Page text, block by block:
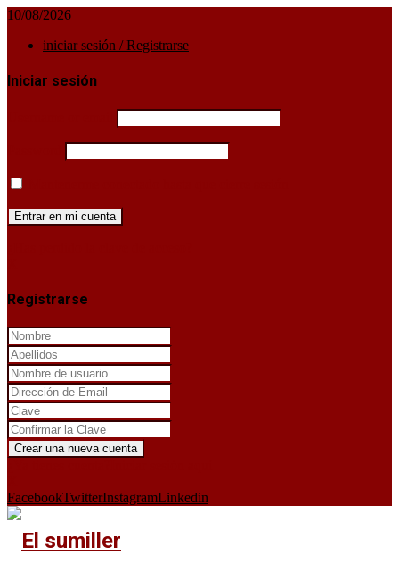
10/08/2026
iniciar sesión / Registrarse
Iniciar sesión
Registrarse
FacebookTwitterInstagramLinkedin